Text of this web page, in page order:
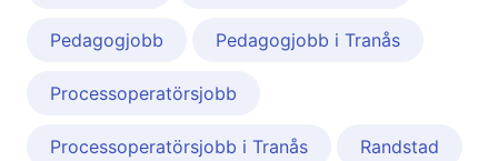
Pedagogjobb Pedagogjobb i Tranås
Processoperatörsjobb
Processoperatörsjobb i Tranås Randstad